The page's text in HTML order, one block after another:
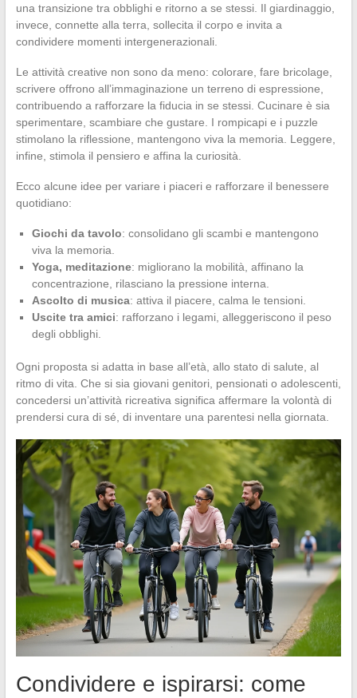
una transizione tra obblighi e ritorno a se stessi. Il giardinaggio,
invece, connette alla terra, sollecita il corpo e invita a
condividere momenti intergenerazionali.
Le attività creative non sono da meno: colorare, fare bricolage,
scrivere offrono all’immaginazione un terreno di espressione,
contribuendo a rafforzare la fiducia in se stessi. Cucinare è sia
sperimentare, scambiare che gustare. I rompicapi e i puzzle
stimolano la riflessione, mantengono viva la memoria. Leggere,
infine, stimola il pensiero e affina la curiosità.
Ecco alcune idee per variare i piaceri e rafforzare il benessere
quotidiano:
Giochi da tavolo: consolidano gli scambi e mantengono
viva la memoria.
Yoga, meditazione: migliorano la mobilità, affinano la
concentrazione, rilasciano la pressione interna.
Ascolto di musica: attiva il piacere, calma le tensioni.
Uscite tra amici: rafforzano i legami, alleggeriscono il peso
degli obblighi.
Ogni proposta si adatta in base all’età, allo stato di salute, al
ritmo di vita. Che si sia giovani genitori, pensionati o adolescenti,
concedersi un’attività ricreativa significa affermare la volontà di
prendersi cura di sé, di inventare una parentesi nella giornata.
Condividere e ispirarsi: come